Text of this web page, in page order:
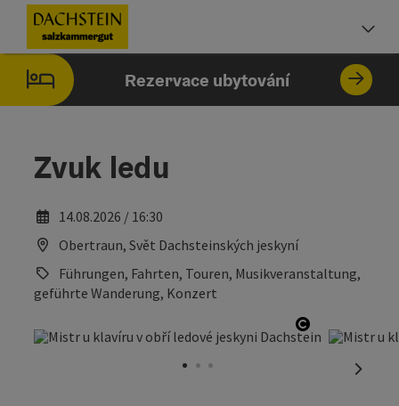
ObsahAccesskey
[0]
NavigaceAccesskey
[1]
Začátek stránky
Rezervace ubytování
Zvuk ledu
14.08.2026 / 16:30
Obertraun, Svět Dachsteinských jeskyní
Führungen, Fahrten, Touren, Musikveranstaltung,
geführte Wanderung, Konzert
otevřít